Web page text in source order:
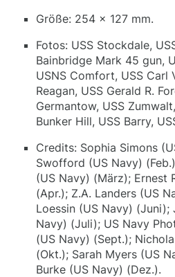
Größe: 254 x 127 mm.
Fotos: USS Stockdale,
Bainbridge Mark 45 gun,
USNS Comfort, USS Carl
Reagan, USS Gerald R.
Germantow, USS
Bunker Hill, USS Barry,
Credits: Sophia Simons
Swofford (US Navy)
(US Navy) (März); Ernest
(Apr.); Z.A. Landers (US
Loessin (US Navy) (Juni);
Navy) (Juli); US Navy
(US Navy) (Sept.);
(Okt.); Sarah Myers (US
Burke (US Navy) (Dez.).